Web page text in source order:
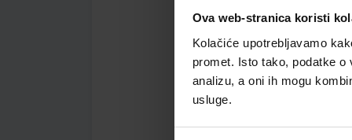
Ova web-stranica koristi
Kolačiće upotrebljavamo
promet. Isto tako, podatke
analizu, a oni ih mogu
usluge.